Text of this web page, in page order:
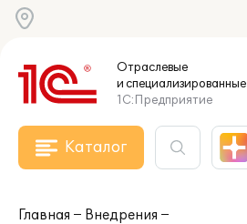
Отраслевые
и специализированные
1С:Предприятие
Каталог
Главная
Внедрения